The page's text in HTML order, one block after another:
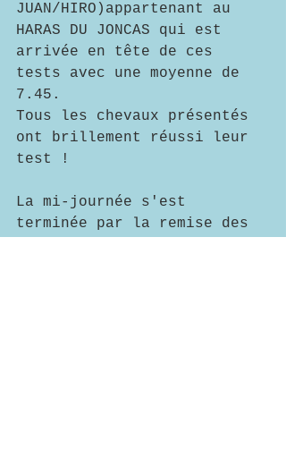
JUAN/HIRO)appartenant au
HARAS DU JONCAS qui est
arrivée en tête de ces
tests avec une moyenne de
7.45.
Tous les chevaux présentés
ont brillement réussi leur
test !
La mi-journée s'est
terminée par la remise des